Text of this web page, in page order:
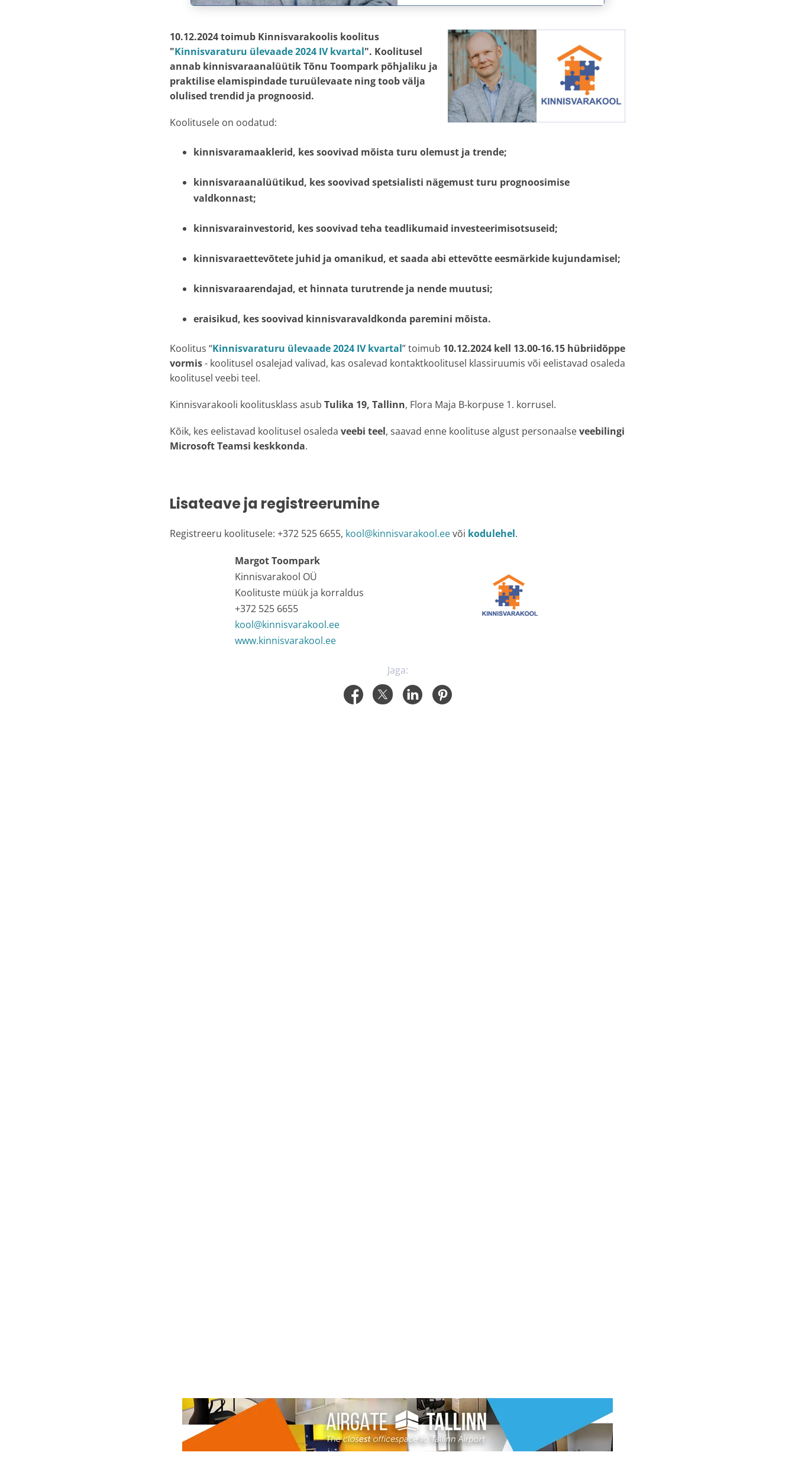
10.12.2024 toimub Kinnisvarakoolis koolitus
"Kinnisvaraturu ülevaade 2024 IV kvartal". Koolitusel
annab kinnisvaraanalüütik Tõnu Toompark põhjaliku ja
praktilise elamispindade turuülevaate ning toob välja
olulised trendid ja prognoosid.
Koolitusele on oodatud:
kinnisvaramaaklerid, kes soovivad mõista turu olemust ja trende;
kinnisvaraanalüütikud, kes soovivad spetsialisti nägemust turu prognoosimise
valdkonnast;
kinnisvarainvestorid, kes soovivad teha teadlikumaid investeerimisotsuseid;
kinnisvaraettevõtete juhid ja omanikud, et saada abi ettevõtte eesmärkide kujundamisel;
kinnisvaraarendajad, et hinnata turutrende ja nende muutusi;
eraisikud, kes soovivad kinnisvaravaldkonda paremini mõista.
Koolitus “Kinnisvaraturu ülevaade 2024 IV kvartal” toimub 10.12.2024 kell 13.00-16.15 hübriidõppe
vormis- koolitusel osalejad valivad, kas osalevad kontaktkoolitusel klassiruumis või eelistavad osaleda
koolitusel veebi teel.
Kinnisvarakooli koolitusklass asub Tulika 19, Tallinn, Flora Maja B-korpuse 1. korrusel.
Kõik, kes eelistavad koolitusel osaleda veebi teel, saavad enne koolituse algust personaalseveebilingi
Microsoft Teamsi keskkonda.
Lisateave ja registreerumine
Registreeru koolitusele: +372 525 6655, kool@kinnisvarakool.eevõi kodulehel.
Margot Toompark
Kinnisvarakool OÜ
Koolituste müük ja korraldus
+372 525 6655
kool@kinnisvarakool.ee
www.kinnisvarakool.ee
Jaga: